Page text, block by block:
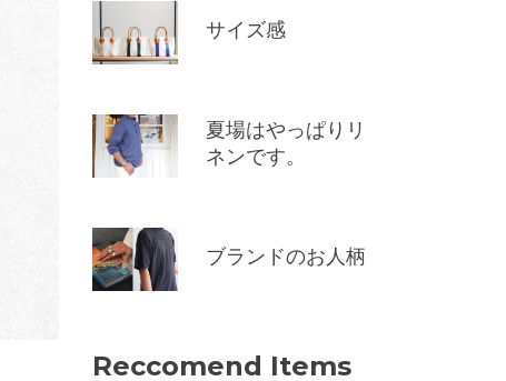
サイズ感
夏場はやっぱりリ
ネンです。
ブランドのお人柄
Reccomend Items